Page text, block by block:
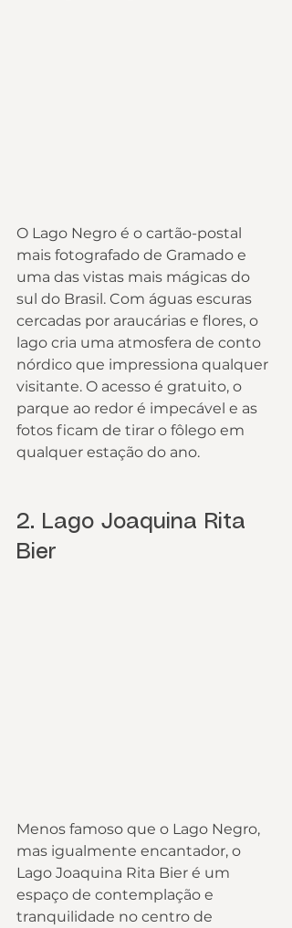
O Lago Negro é o cartão-postal
mais fotografado de Gramado e
uma das vistas mais mágicas do
sul do Brasil. Com águas escuras
cercadas por araucárias e flores, o
lago cria uma atmosfera de conto
nórdico que impressiona qualquer
visitante. O acesso é gratuito, o
parque ao redor é impecável e as
fotos ficam de tirar o fôlego em
qualquer estação do ano.
2. Lago Joaquina Rita
Bier
Menos famoso que o Lago Negro,
mas igualmente encantador, o
Lago Joaquina Rita Bier é um
espaço de contemplação e
tranquilidade no centro de